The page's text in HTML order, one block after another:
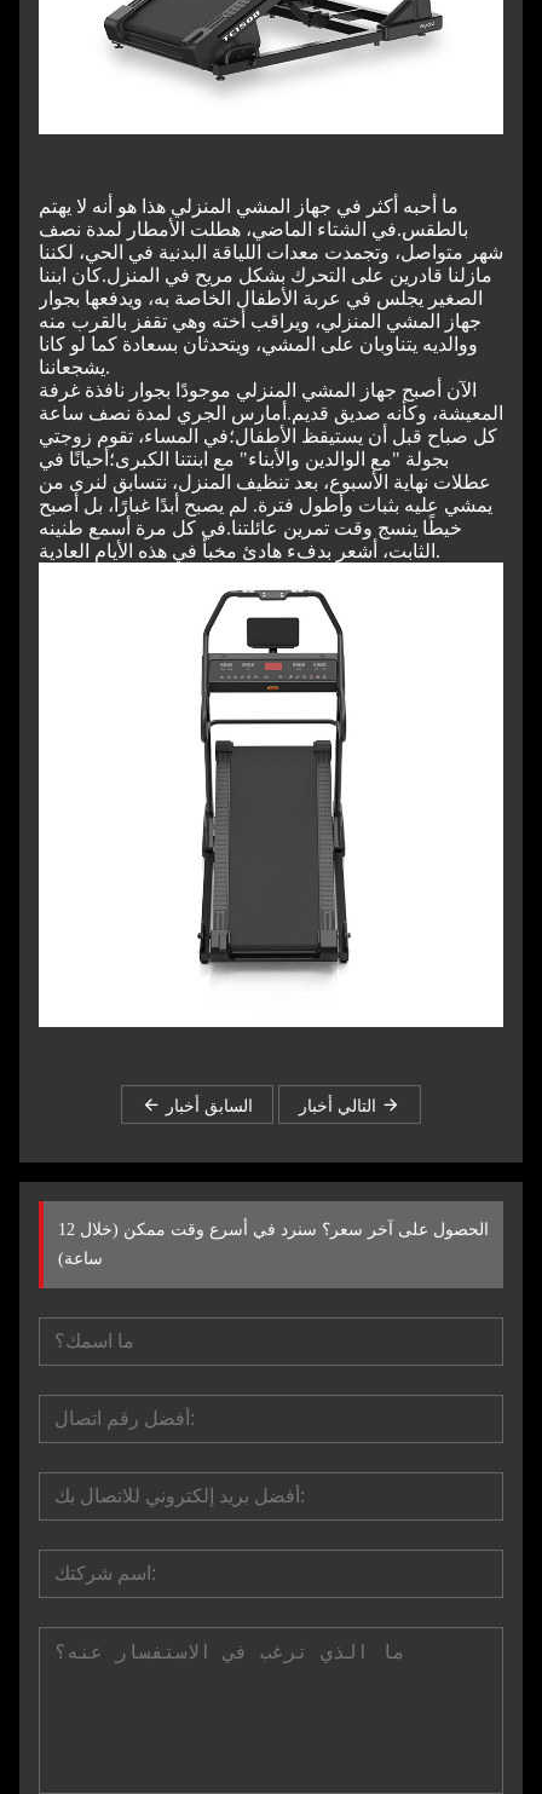
ما أحبه أكثر في جهاز المشي المنزلي هذا هو أنه لا يهتم
بالطقس.في الشتاء الماضي، هطلت الأمطار لمدة نصف
شهر متواصل، وتجمدت معدات اللياقة البدنية في الحي، لكننا
مازلنا قادرين على التحرك بشكل مريح في المنزل.كان ابننا
الصغير يجلس في عربة الأطفال الخاصة به، ويدفعها بجوار
جهاز المشي المنزلي، ويراقب أخته وهي تقفز بالقرب منه
ووالديه يتناوبان على المشي، ويتحدثان بسعادة كما لو كانا
يشجعاننا.
الآن أصبح جهاز المشي المنزلي موجودًا بجوار نافذة غرفة
المعيشة، وكأنه صديق قديم. أمارس الجري لمدة نصف ساعة
كل صباح قبل أن يستيقظ الأطفال؛في المساء، تقوم زوجتي
بجولة "مع الوالدين والأبناء" مع ابنتنا الكبرى؛ أحيانًا في
عطلات نهاية الأسبوع، بعد تنظيف المنزل، نتسابق لنرى من
يمشي عليه بثبات وأطول فترة. لم يصبح أبدًا غبارًا، بل أصبح
خيطًا ينسج وقت تمرين عائلتنا.في كل مرة أسمع طنينه
الثابت، أشعر بدفء هادئ مخبأ في هذه الأيام العادية.
السابق أخبار
الحصول على آخر سعر؟ سنرد في أسرع وقت ممكن (خلال 12
ساعة)